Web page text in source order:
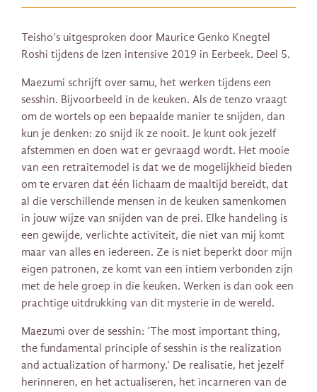
Teisho’s uitgesproken door Maurice Genko Knegtel
Roshi tijdens de Izen intensive 2019 in Eerbeek. Deel 5.
Maezumi schrijft over samu, het werken tijdens een
sesshin. Bijvoorbeeld in de keuken. Als de tenzo vraagt
om de wortels op een bepaalde manier te snijden, dan
kun je denken: zo snijd ik ze nooit. Je kunt ook jezelf
afstemmen en doen wat er gevraagd wordt. Het mooie
van een retraitemodel is dat we de mogelijkheid bieden
om te ervaren dat één lichaam de maaltijd bereidt, dat
al die verschillende mensen in de keuken samenkomen
in jouw wijze van snijden van de prei. Elke handeling is
een gewijde, verlichte activiteit, die niet van mij komt
maar van alles en iedereen. Ze is niet beperkt door mijn
eigen patronen, ze komt van een intiem verbonden zijn
met de hele groep in die keuken. Werken is dan ook een
prachtige uitdrukking van dit mysterie in de wereld.
Maezumi over de sesshin: ‘The most important thing,
the fundamental principle of sesshin is the realization
and actualization of harmony.’ De realisatie, het jezelf
herinneren, en het actualiseren, het incarneren van de